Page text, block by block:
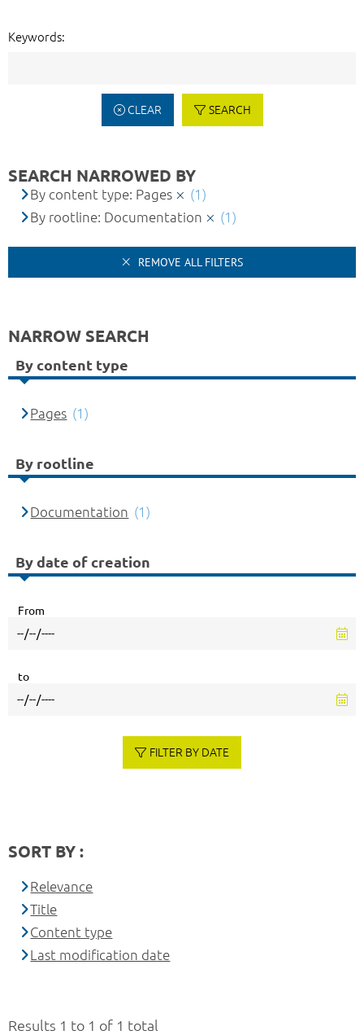
Keywords:
CLEAR SEARCH
Results 1 to 1 of 1 total
SEARCH NARROWED BY
By content type: Pages
(1)
By rootline: Documentation
(1)
REMOVE ALL FILTERS
NARROW SEARCH
By content type
Pages (1)
By rootline
Documentation (1)
By date of creation
From
to
FILTER BY DATE
SORT BY :
Relevance
Title
Content type
Last modification date